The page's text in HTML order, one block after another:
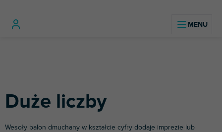
Duże liczby
Wesoły balon dmuchany w kształcie cyfry dodaje imprezie lub